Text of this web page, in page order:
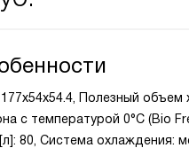
Полезный объем
с температурой 0°C (Bio
80, Система охлаждения: